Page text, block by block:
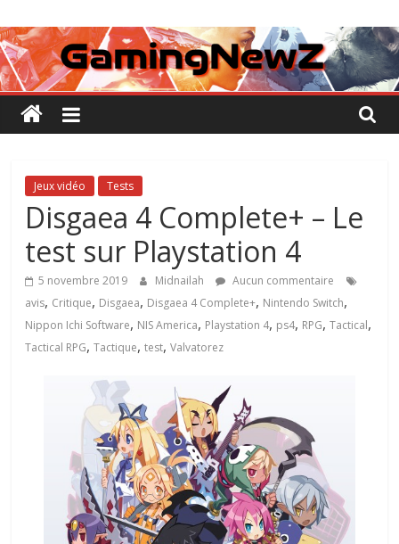
au
contenu
GamingNewZ
Tests
et
Actu
des
vidéo
Jeux vidéo Tests
Disgaea 4 Complete+ – Le
test sur Playstation 4
5 novembre 2019 Midnailah
Aucun commentaire
avis, Critique, Disgaea, Disgaea 4 Complete+, Nintendo Switch,
Nippon Ichi Software, NIS America, Playstation 4, ps4, RPG,Tactical,
Tactical RPG,Tactique,test,Valvatorez